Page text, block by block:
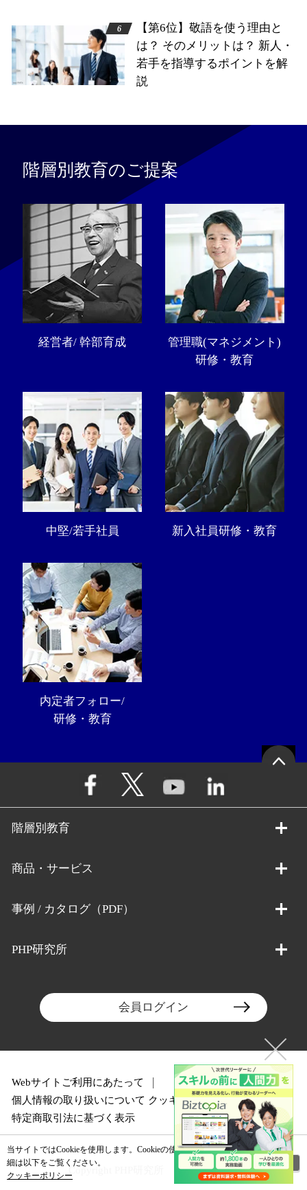
【第6位】敬語を使う理由と
は？ そのメリットは？ 新人・
若手を指導するポイントを解
説
階層別教育のご提案
経営者/ 幹部育成
管理職(マネジメント)
研修・教育
中堅/若手社員 新入社員研修・教育
内定者フォロー/
研修・教育
階層別教育
商品・サービス
事例 / カタログ（PDF）
PHP研究所
会員ログイン
Webサイトご利用にあたって
個人情報の取り扱いについて クッキーポリシー
特定商取引法に基づく表示
Copyright PHP研究所 All rights reserved.
当サイトではCookieを使用します。Cookieの使用に関する詳
細は以下をご覧ください。
クッキーポリシー
閉じる